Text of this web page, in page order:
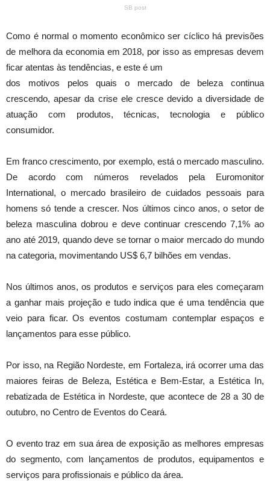
SB post
Como é normal o momento econômico ser cíclico há previsões
de melhora da economia em 2018, por isso as empresas devem
ficar atentas às tendências, e este é um
dos motivos pelos quais o mercado de beleza continua
crescendo, apesar da crise ele cresce devido a diversidade de
atuação com produtos, técnicas, tecnologia e público
consumidor.
Em franco crescimento, por exemplo, está o mercado masculino.
De acordo com números revelados pela Euromonitor
International, o mercado brasileiro de cuidados pessoais para
homens só tende a crescer. Nos últimos cinco anos, o setor de
beleza masculina dobrou e deve continuar crescendo 7,1% ao
ano até 2019, quando deve se tornar o maior mercado do mundo
na categoria, movimentando US$ 6,7 bilhões em vendas.
Nos últimos anos, os produtos e serviços para eles começaram
a ganhar mais projeção e tudo indica que é uma tendência que
veio para ficar. Os eventos costumam contemplar espaços e
lançamentos para esse público.
Por isso, na Região Nordeste, em Fortaleza, irá ocorrer uma das
maiores feiras de Beleza, Estética e Bem-Estar, a Estética In,
rebatizada de Estética in Nordeste, que acontece de 28 a 30 de
outubro, no Centro de Eventos do Ceará.
O evento traz em sua área de exposição as melhores empresas
do segmento, com lançamentos de produtos, equipamentos e
serviços para profissionais e público da área.